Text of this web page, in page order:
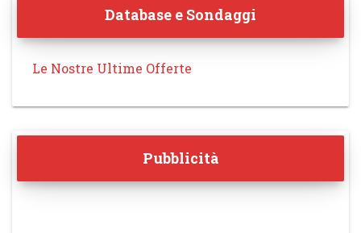
Database e Sondaggi
Le Nostre Ultime Offerte
Pubblicità